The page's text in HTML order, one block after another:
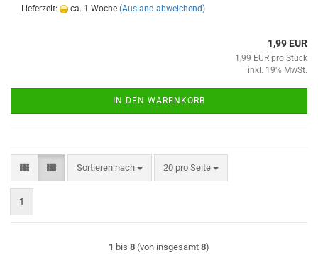
Lieferzeit: ca. 1 Woche (Ausland abweichend)
1,99 EUR
1,99 EUR pro Stück
inkl. 19% MwSt.
IN DEN WARENKORB
Sortieren nach
Sortieren nach 20 pro Seite
pro Seite
1
1 bis 8 (von insgesamt 8)